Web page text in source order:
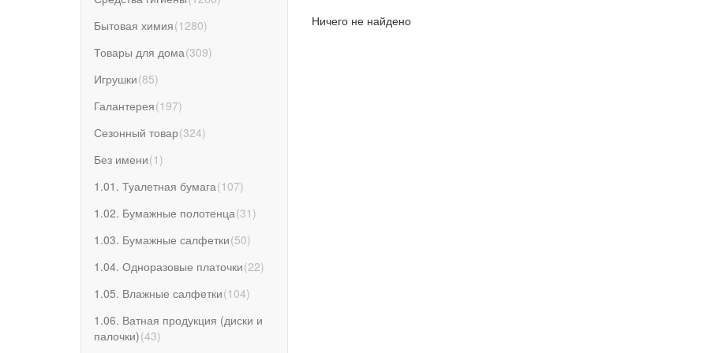
Бытовая химия(1280)
Товары для дома(309)
Игрушки(85)
Галантерея(197)
Сезонный товар(324)
Без имени(1 )
1.01. Туалетная бумага(107)
1.02. Бумажные полотенца(31 )
1.03. Бумажные салфетки(50)
1.04. Одноразовые платочки(22)
1.05. Влажные салфетки(104)
1.06. Ватная продукция (диски и
палочки)(43)
Ничего не найдено